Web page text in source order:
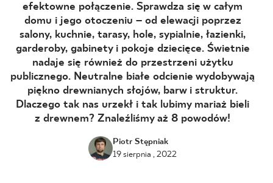
BLOG
GDZIE KUPIĆ
O NAS
KARIERA
MÓJ PROFIL
efektowne połączenie. Sprawdza się w całym
domu i jego otoczeniu – od elewacji poprzez
salony, kuchnie, tarasy, hole, sypialnie, łazienki,
garderoby, gabinety i pokoje dziecięce. Świetnie
nadaje się również do przestrzeni użytku
publicznego. Neutralne białe odcienie wydobywają
piękno drewnianych słojów, barw i struktur.
Dlaczego tak nas urzekł i tak lubimy mariaż bieli
z drewnem? Znaleźliśmy aż 8 powodów!
Piotr Stępniak
19 sierpnia , 2022